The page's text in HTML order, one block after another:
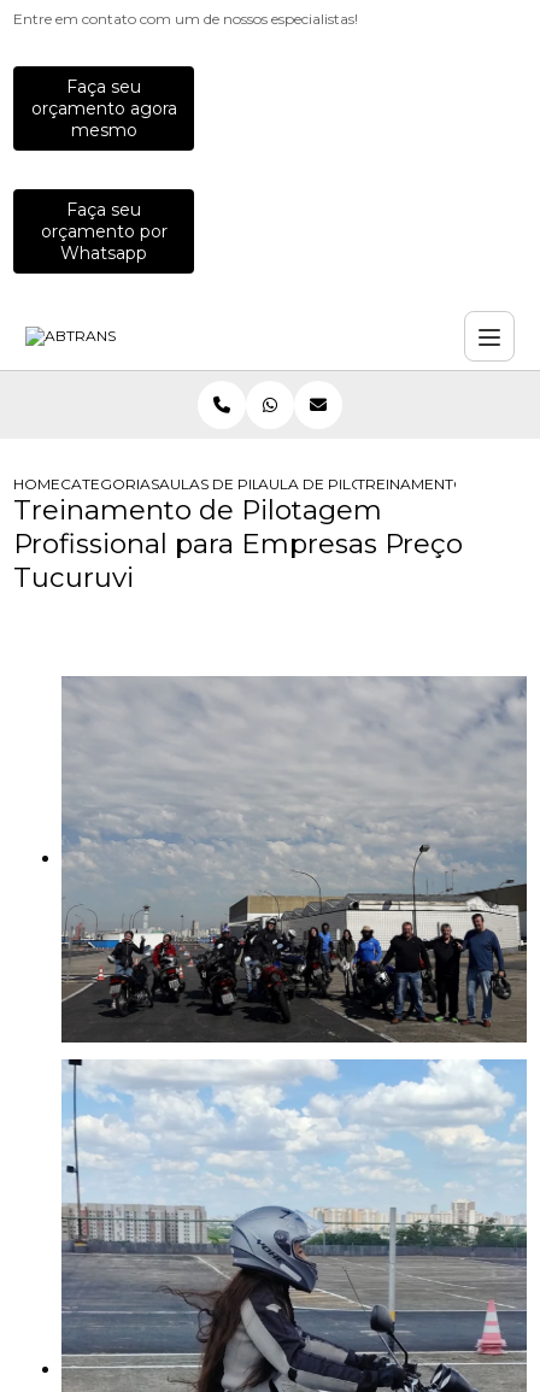
Entre em contato com um de nossos especialistas!
Faça seu
orçamento agora
mesmo
Faça seu
orçamento por
Whatsapp
HOMECATEGORIASAULAS DE PILOTAGEM PARA EMPRESAS
AULA DE PILOTAGEM PARA
TREINAMENTO DE
Treinamento de Pilotagem
Profissional para Empresas Preço
Tucuruvi